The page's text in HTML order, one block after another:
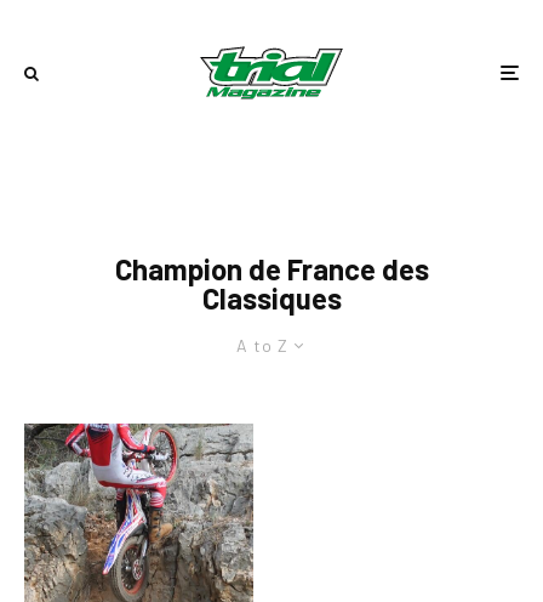
Champion de France des
Classiques
A to Z